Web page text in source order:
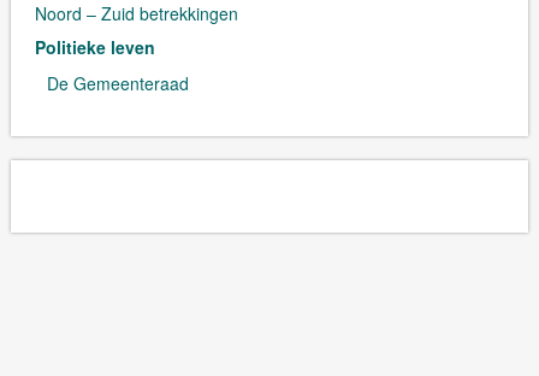
Noord – Zuid betrekkingen
Politieke leven
De Gemeenteraad